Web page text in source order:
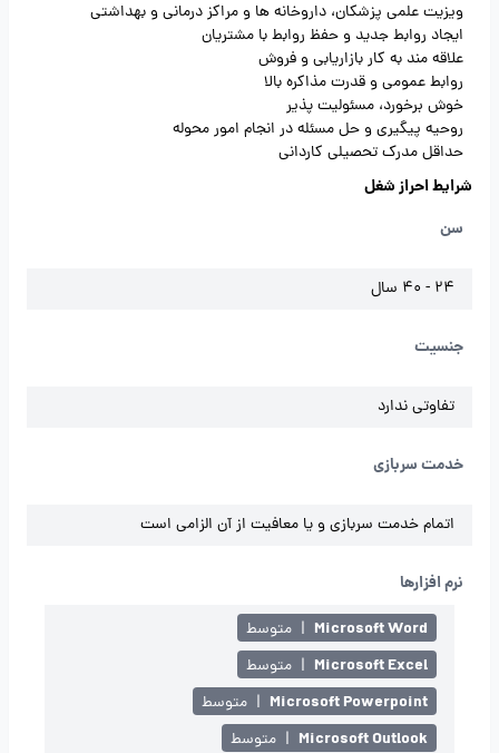
ویزیت علمی پزشکان، داروخانه ها و مراکز درمانی و بهداشتی
ایجاد روابط جدید و حفظ روابط با مشتریان
علاقه مند به کار بازاریابی و فروش
روابط عمومی و قدرت مذاکره بالا
خوش برخورد، مسئولیت پذیر
روحیه پیگیری و حل مسئله در انجام امور محوله
حداقل مدرک تحصیلی کاردانی
شرایط احراز شغل
سن
24 - 40 سال
جنسیت
تفاوتی ندارد
خدمت سربازی
اتمام خدمت سربازی و یا معافیت از آن الزامی است
نرم افزارها
Microsoft Word
| متوسط
Microsoft Excel
| متوسط
Microsoft Powerpoint
| متوسط
Microsoft Outlook
| متوسط